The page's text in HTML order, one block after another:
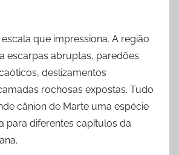
que impressiona. A região
escarpas abruptas, paredões
deslizamentos
rochosas expostas. Tudo
cânion de Marte uma espécie
para diferentes capítulos da